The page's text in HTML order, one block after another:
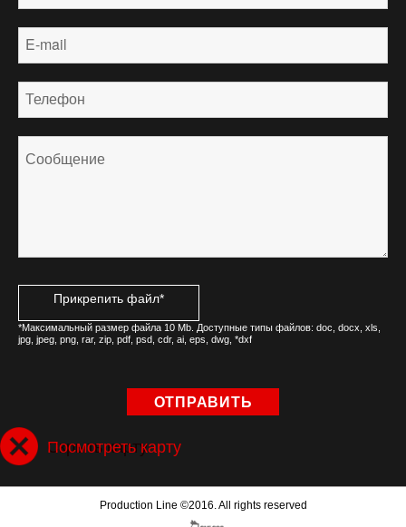
Скрыть карту
Прикрепить файл*
*Максимальный размер файла 10 Mb. Доступные типы файлов: doc, docx, xls,
jpg, jpeg, png, rar, zip, pdf, psd, cdr, ai, eps, dwg, *dxf
Посмотреть карту
Production Line ©2016. All rights reserved